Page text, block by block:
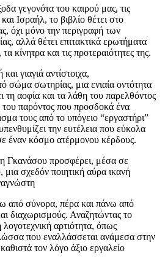
γεγονότα του καιρού μας, τις
Ισραήλ, το βιβλίο θέτει στο
όχι μόνο την περιγραφή των
αλλά θέτει επιτακτικά ερωτήματα
κίνητρα και τις προτεραιότητες της.
γιαγιά αντίστοιχα,
σώμα σωτηρίας, μια ενιαία οντότητα
τη αοφία και τα λάθη του παρελθόντος
παρόντος που προσδοκά ένα
τους από το υπόγειο “εργαστήρι”
την ευτέλεια που εύκολα
έναν κόσμο ατέρμονου κέρδους.
Γκανάσου προσφέρει, μέσα σε
μια σχεδόν ποιητική αύρα ικανή
από σύνορα, πέρα και πάνω από
διαχωρισμούς. Αναζητώντας το
λογοτεχνική αρτιότητα, όπως
που εναλλάσσεται ανάμεσα στην
τον λόγο άξιο εργαλείο